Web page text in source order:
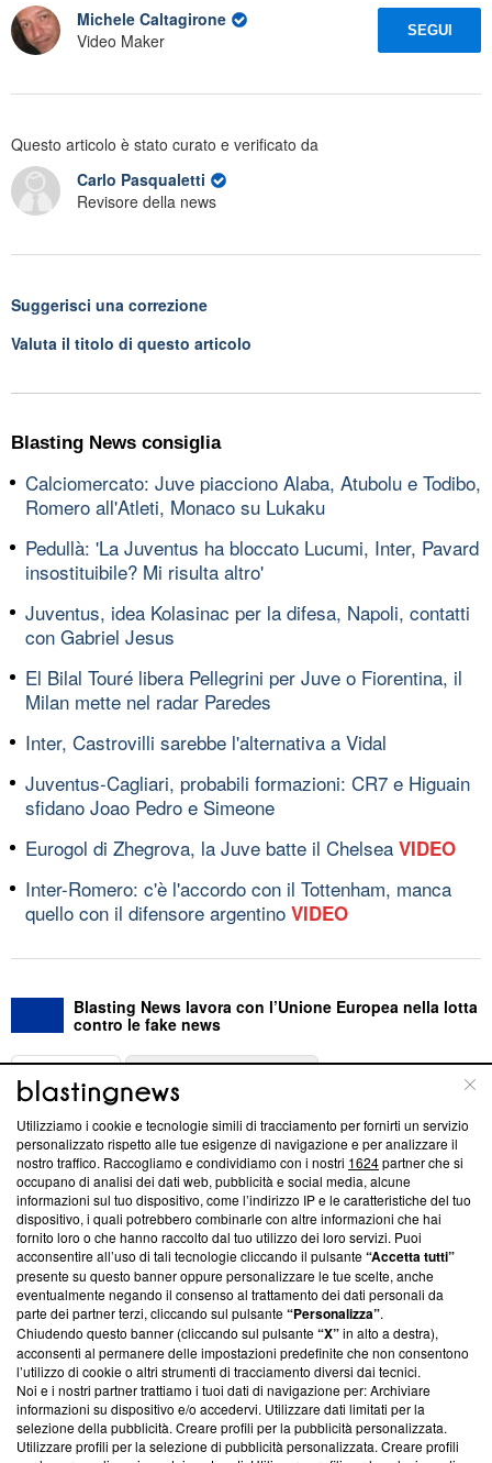
Michele Caltagirone
Video Maker
SEGUI
Questo articolo è stato curato e verificato da
Carlo Pasqualetti
Revisore della news
Suggerisci una correzione
Valuta il titolo di questo articolo
Blasting News consiglia
Calciomercato: Juve piacciono Alaba, Atubolu e Todibo,
Romero all'Atleti, Monaco su Lukaku
Pedullà: 'La Juventus ha bloccato Lucumi, Inter, Pavard
insostituibile? Mi risulta altro'
Juventus, idea Kolasinac per la difesa, Napoli, contatti
con Gabriel Jesus
El Bilal Touré libera Pellegrini per Juve o Fiorentina, il
Milan mette nel radar Paredes
Inter, Castrovilli sarebbe l'alternativa a Vidal
Juventus-Cagliari, probabili formazioni: CR7 e Higuain
sfidano Joao Pedro e Simeone
Eurogol di Zhegrova, la Juve batte il Chelsea VIDEO
Inter-Romero: c'è l'accordo con il Tottenham, manca
quello con il difensore argentino VIDEO
Blasting News lavora con l’Unione Europea nella lotta
contro le fake news
ABOUT
Questa sezione offre informazioni trasparenti su Blasting
News, sui nostri processi editoriali e su come ci impegniamo a
creare news di qualità. Inoltre, afferma la nostra aderenza a
‘Trust Project - News with Integrity’Blasting News non è
ancora membro del programma, ma ha richiesto di farne
parte; Trust Project non ha ancora effettuato una verifica di
conformità agli standard.
Su di noi
Team editoriale
Corporate
Redazione
Utilizziamo i cookie e tecnologie simili di tracciamento per fornirti un servizio
personalizzato rispetto alle tue esigenze di navigazione e per analizzare il
nostro traffico. Raccogliamo e condividiamo con i nostri 1624partner che si
occupano di analisi dei dati web, pubblicità e social media, alcune
informazioni sul tuo dispositivo, come l’indirizzo IP e le caratteristiche del tuo
dispositivo, i quali potrebbero combinarle con altre informazioni che hai
fornito loro o che hanno raccolto dal tuo utilizzo dei loro servizi. Puoi
acconsentire all’uso di tali tecnologie cliccando il pulsante“Accetta tutti”
presente su questo banner oppure personalizzare le tue scelte, anche
eventualmente negando il consenso al trattamento dei dati personali da
parte dei partner terzi, cliccando sul pulsante“Personalizza”.
Chiudendo questo banner (cliccando sul pulsante“X”in alto a destra),
acconsenti al permanere delle impostazioni predefinite che non consentono
l’utilizzo di cookie o altri strumenti di tracciamento diversi dai tecnici.
Noi e i nostri partner trattiamo i tuoi dati di navigazione per: Archiviare
informazioni su dispositivo e/o accedervi. Utilizzare dati limitati per la
selezione della pubblicità. Creare profili per la pubblicità personalizzata.
Utilizzare profili per la selezione di pubblicità personalizzata. Creare profili